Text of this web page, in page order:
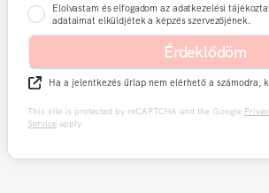
Elolvastam és elfogadom az adatkezelési
adataimat elküldjétek a képzés szervezőjének.
Érdeklődöm
Ha a jelentkezés űrlap nem elérhető a számodra,
This site is protected by reCAPTCHA and the Google
Service apply.